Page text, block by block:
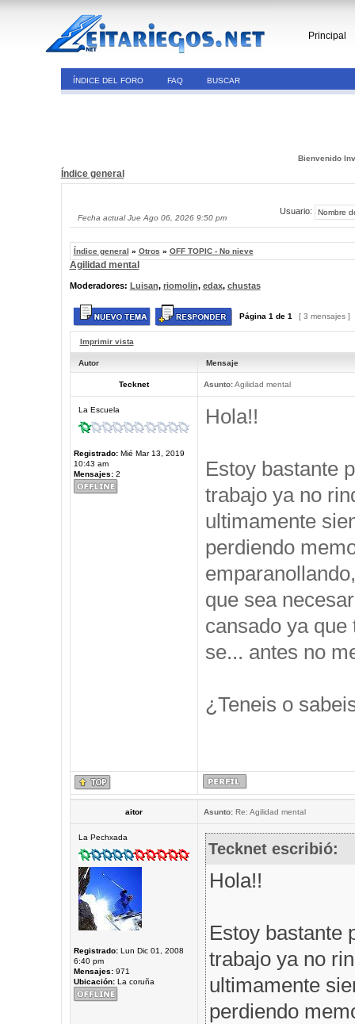
Principal
ÍNDICE DEL FORO FAQ BUSCAR
Bienvenido
Índice general
Fecha actual Jue Ago 06, 2026 9:50 pm
Usuario:
Índice general » Otros » OFF TOPIC - No nieve
Agilidad mental
Moderadores: Luisan, riomolin, edax, chustas
Página 1 de 1 [ 3 mensajes ]
Imprimir vista
Autor Mensaje
Tecknet Asunto:Agilidad mental
La Escuela
Registrado:Mié Mar 13, 2019
10:43 am
Mensajes:2
Hola!!
Estoy bastante
trabajo ya no
ultimamente
perdiendo
que sea
cansado ya
se... antes no
¿Teneis o
aitor Asunto:Re: Agilidad mental
La Pechxada
Registrado:Lun Dic 01, 2008
6:40 pm
Mensajes:971
Ubicación:La coruña
Tecknet escribió:
Hola!!
Estoy bastante
trabajo ya no
ultimamente
perdiendo